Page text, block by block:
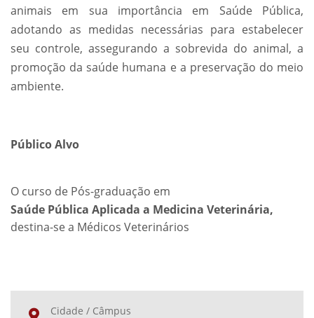
animais em sua importância em Saúde Pública,
adotando as medidas necessárias para estabelecer
seu controle, assegurando a sobrevida do animal, a
promoção da saúde humana e a preservação do meio
ambiente.
Público Alvo
O curso de Pós-graduação em
Saúde Pública Aplicada a Medicina Veterinária,
destina-se a Médicos Veterinários
Cidade / Câmpus